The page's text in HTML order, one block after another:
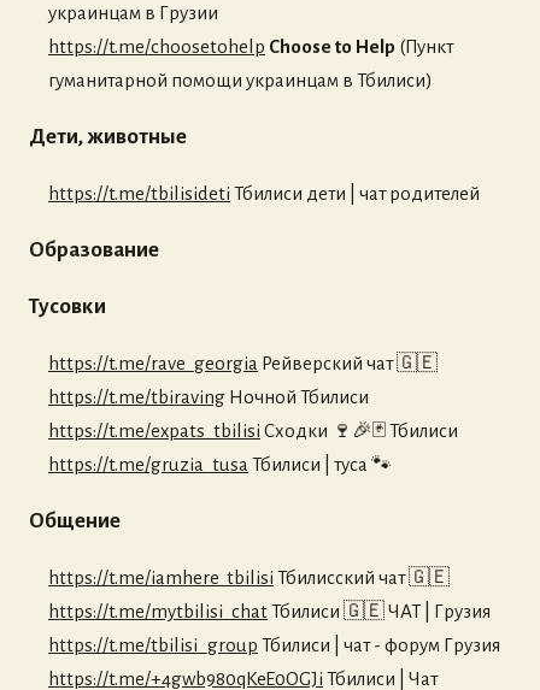
украинцам в Грузии
https://t.me/choosetohelp Choose to Help (Пункт
гуманитарной помощи украинцам в Тбилиси)
Дети, животные
https://t.me/tbilisideti Тбилиси дети | чат родителей
Образование
Тусовки
https://t.me/rave_georgia Рейверский чат 🇬🇪
https://t.me/tbiraving Ночной Тбилиси
https://t.me/expats_tbilisi Сходки 🍷🎉🃏 Тбилиси
https://t.me/gruzia_tusa Тбилиси | туса 🐾
Общение
https://t.me/iamhere_tbilisi Тбилисский чат 🇬🇪
https://t.me/mytbilisi_chatТбилиси 🇬🇪 ЧАТ | Грузия
https://t.me/tbilisi_group Тбилиси | чат - форум Грузия
https://t.me/+4gwb980qKeE0OGJi Тбилиси | Чат